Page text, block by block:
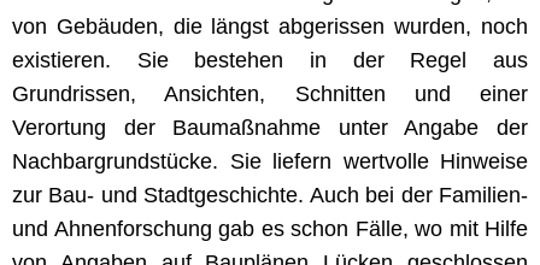
von Gebäuden, die längst abgerissen wurden, noch
existieren. Sie bestehen in der Regel aus
Grundrissen, Ansichten, Schnitten und einer
Verortung der Baumaßnahme unter Angabe der
Nachbargrundstücke. Sie liefern wertvolle Hinweise
zur Bau- und Stadtgeschichte. Auch bei der Familien-
und Ahnenforschung gab es schon Fälle, wo mit Hilfe